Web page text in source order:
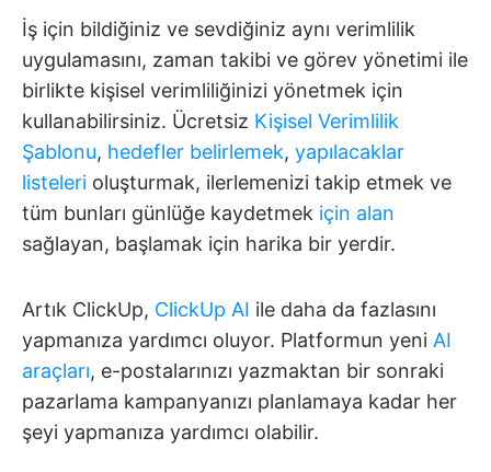
İş için bildiğiniz ve sevdiğiniz aynı verimlilik
uygulamasını, zaman takibi ve görev yönetimi ile
birlikte kişisel verimliliğinizi yönetmek için
kullanabilirsiniz. Ücretsiz Kişisel Verimlilik
Şablonu, hedefler belirlemek, yapılacaklar
listeleri oluşturmak, ilerlemenizi takip etmek ve
tüm bunları günlüğe kaydetmek için alan
sağlayan, başlamak için harika bir yerdir.
Artık ClickUp, ClickUp AI ile daha da fazlasını
yapmanıza yardımcı oluyor. Platformun yeni AI
araçları, e-postalarınızı yazmaktan bir sonraki
pazarlama kampanyanızı planlamaya kadar her
şeyi yapmanıza yardımcı olabilir.